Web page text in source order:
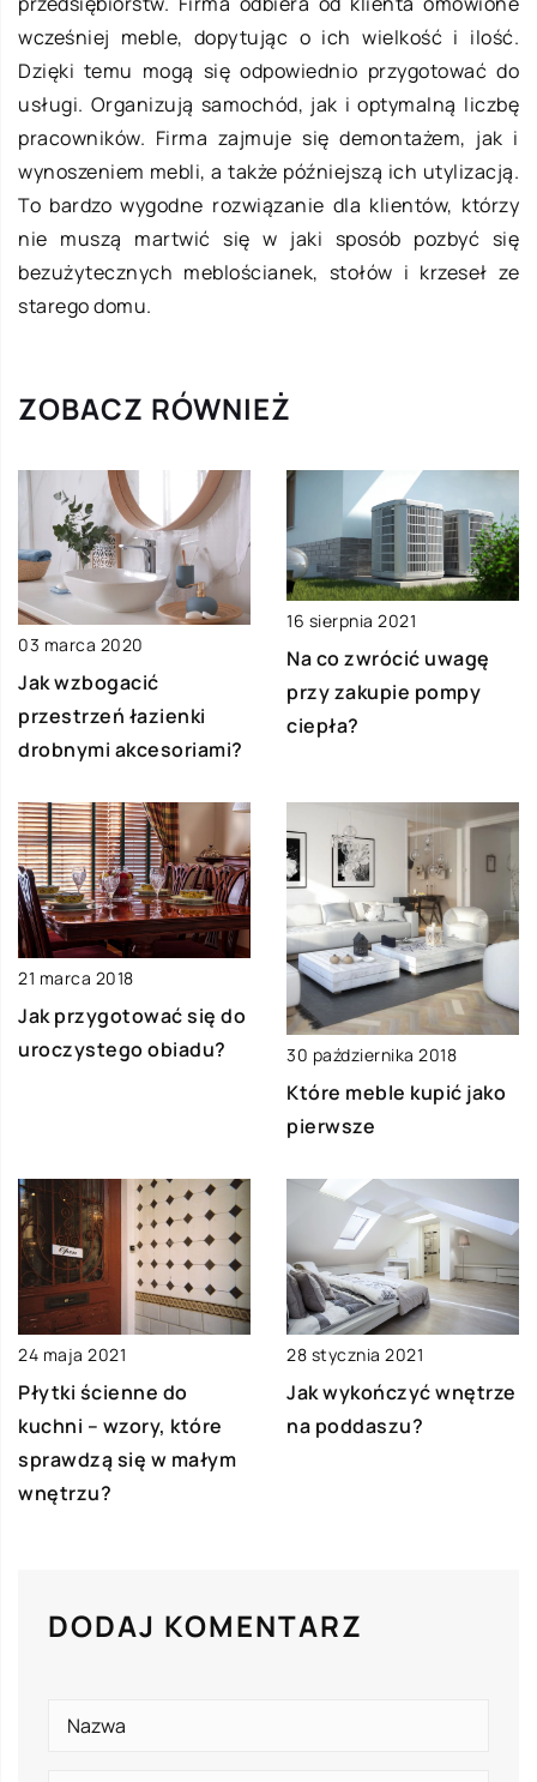
wcześniej meble, dopytując o ich wielkość i ilość.
Dzięki temu mogą się odpowiednio przygotować do
usługi. Organizują samochód, jak i optymalną liczbę
pracowników. Firma zajmuje się demontażem, jak i
wynoszeniem mebli, a także późniejszą ich utylizacją.
To bardzo wygodne rozwiązanie dla klientów, którzy
nie muszą martwić się w jaki sposób pozbyć się
bezużytecznych meblościanek, stołów i krzeseł ze
starego domu.
ZOBACZ RÓWNIEŻ
03 marca 2020
Jak wzbogacić
przestrzeń łazienki
drobnymi akcesoriami?
16 sierpnia 2021
Na co zwrócić uwagę
przy zakupie pompy
ciepła?
21 marca 2018
Jak przygotować się do
uroczystego obiadu?
30 października 2018
Które meble kupić jako
pierwsze
24 maja 2021
Płytki ścienne do
kuchni – wzory, które
sprawdzą się w małym
wnętrzu?
28 stycznia 2021
Jak wykończyć wnętrze
na poddaszu?
DODAJ KOMENTARZ